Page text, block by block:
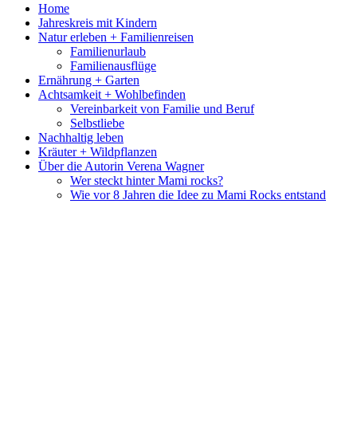
Home
Jahreskreis mit Kindern
Natur erleben + Familienreisen
Familienurlaub
Familienausflüge
Ernährung + Garten
Achtsamkeit + Wohlbefinden
Vereinbarkeit von Familie und Beruf
Selbstliebe
Nachhaltig leben
Kräuter + Wildpflanzen
Über die Autorin Verena Wagner
Wer steckt hinter Mami rocks?
Wie vor 8 Jahren die Idee zu Mami Rocks entstand